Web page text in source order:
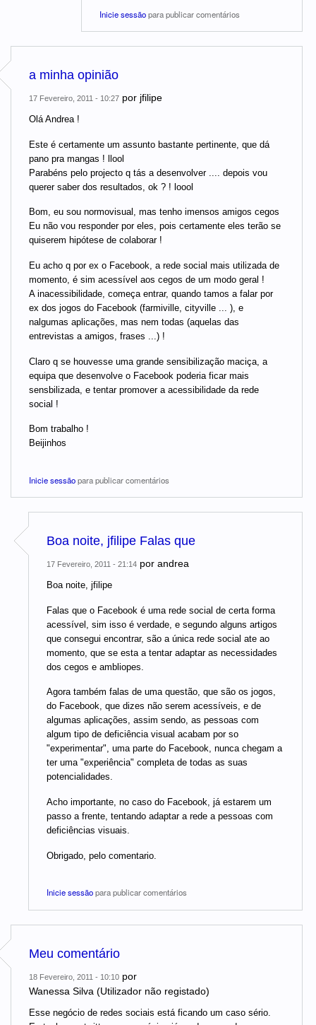
Inicie sessãopara publicar comentários
a minha opinião
17 Fevereiro, 2011 - 10:27 por jfilipe
Olá Andrea !
Este é certamente um assunto bastante pertinente, que dá
pano pra mangas ! llool
Parabéns pelo projecto q tás a desenvolver .... depois vou
querer saber dos resultados, ok ? ! loool
Bom, eu sou normovisual, mas tenho imensos amigos cegos
Eu não vou responder por eles, pois certamente eles terão se
quiserem hipótese de colaborar !
Eu acho q por ex o Facebook, a rede social mais utilizada de
momento, é sim acessível aos cegos de um modo geral !
A inacessibilidade, começa entrar, quando tamos a falar por
ex dos jogos do Facebook (farmiville, cityville ... ), e
nalgumas aplicações, mas nem todas (aquelas das
entrevistas a amigos, frases ...) !
Claro q se houvesse uma grande sensibilização maciça, a
equipa que desenvolve o Facebook poderia ficar mais
sensbilizada, e tentar promover a acessibilidade da rede
social !
Bom trabalho !
Beijinhos
Inicie sessãopara publicar comentários
Boa noite, jfilipe Falas que
17 Fevereiro, 2011 - 21:14 por andrea
Boa noite, jfilipe
Falas que o Facebook é uma rede social de certa forma
acessível, sim isso é verdade, e segundo alguns artigos
que consegui encontrar, são a única rede social ate ao
momento, que se esta a tentar adaptar as necessidades
dos cegos e ambliopes.
Agora também falas de uma questão, que são os jogos,
do Facebook, que dizes não serem acessíveis, e de
algumas aplicações, assim sendo, as pessoas com
algum tipo de deficiência visual acabam por so
"experimentar", uma parte do Facebook, nunca chegam a
ter uma "experiência" completa de todas as suas
potencialidades.
Acho importante, no caso do Facebook, já estarem um
passo a frente, tentando adaptar a rede a pessoas com
deficiências visuais.
Obrigado, pelo comentario.
Inicie sessãopara publicar comentários
Meu comentário
18 Fevereiro, 2011 - 10:10 por
Wanessa Silva (Utilizador não registado)
Esse negócio de redes sociais está ficando um caso sério.